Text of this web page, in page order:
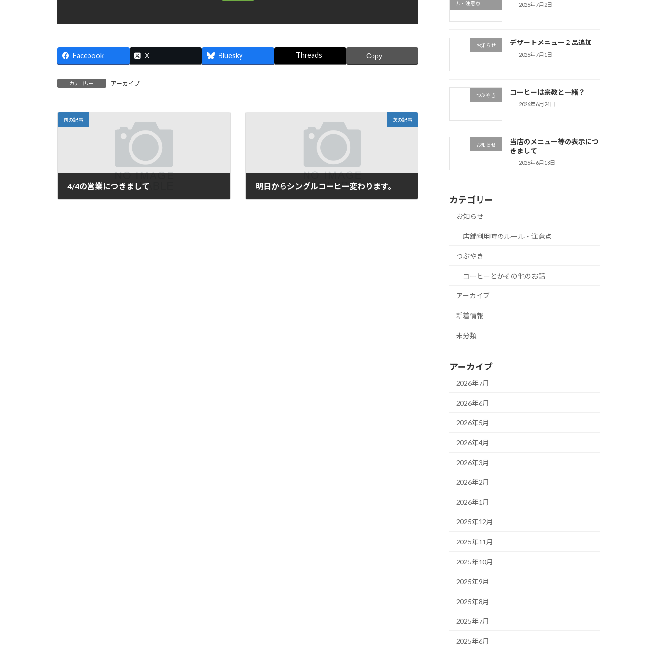
Facebook X Bluesky Threads Copy
カテゴリー アーカイブ
前の記事
4/4の営業につきまして
次の記事
明日からシングルコーヒー変わります。
ル・注意点
2026年7月2日
お知らせ デザートメニュー２品追加
2026年7月1日
つぶやき コーヒーは宗教と一緒？
2026年6月24日
お知らせ
当店のメニュー等の表示につ
きまして
2026年6月13日
カテゴリー
お知らせ
店舗利用時のルール・注意点
つぶやき
コーヒーとかその他のお話
アーカイブ
新着情報
未分類
アーカイブ
2026年7月
2026年6月
2026年5月
2026年4月
2026年3月
2026年2月
2026年1月
2025年12月
2025年11月
2025年10月
2025年9月
2025年8月
2025年7月
2025年6月